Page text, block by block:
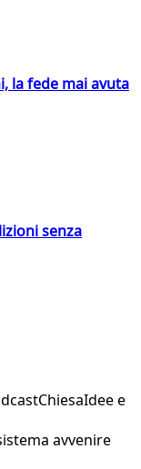
la fede mai avuta
senza
ChiesaIdee e
avvenire